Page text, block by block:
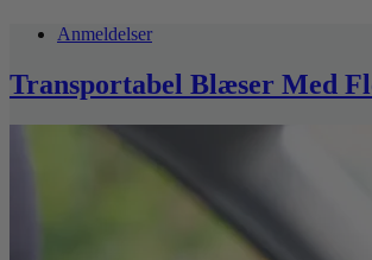
Anmeldelser
Transportabel Blæser Med